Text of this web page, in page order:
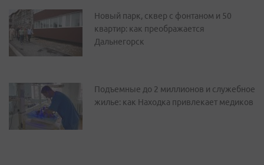
Новый парк, сквер с фонтаном и 50
квартир: как преображается
Дальнегорск
Подъемные до 2 миллионов и служебное
жилье: как Находка привлекает медиков